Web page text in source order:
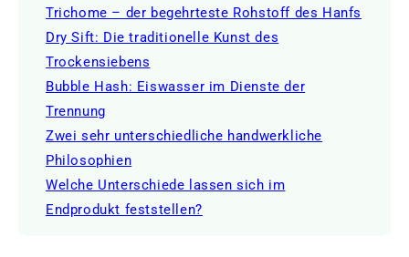
Trichome – der begehrteste Rohstoff des Hanfs
Dry Sift: Die traditionelle Kunst des
Trockensiebens
Bubble Hash: Eiswasser im Dienste der
Trennung
Zwei sehr unterschiedliche handwerkliche
Philosophien
Welche Unterschiede lassen sich im
Endprodukt feststellen?